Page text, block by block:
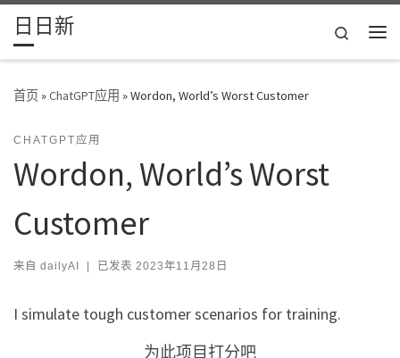
Skip to content
日日新
Search
首页»ChatGPT应用 »Wordon, World’s Worst Customer
CHATGPT应用
Wordon, World’s Worst
Customer
来自 dailyAI | 已发表 2023年11月28日
I simulate tough customer scenarios for training.
为此项目打分吧